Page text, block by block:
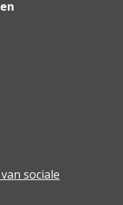
sociale